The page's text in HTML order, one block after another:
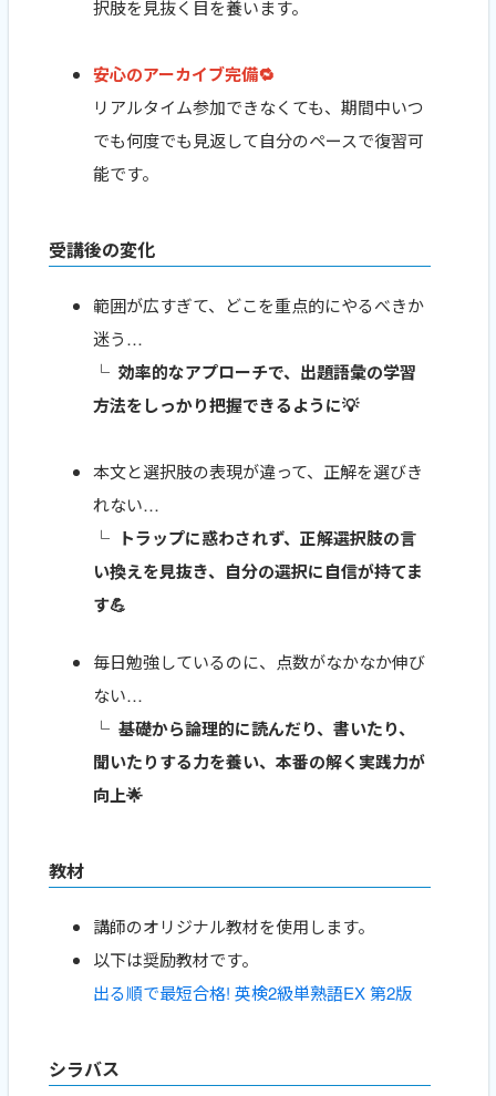
択肢を見抜く目を養います。
安心のアーカイブ完備🔁
リアルタイム参加できなくても、期間中いつ
でも何度でも見返して自分のペースで復習可
能です。
受講後の変化
範囲が広すぎて、どこを重点的にやるべきか
迷う…
└ 効率的なアプローチで、出題語彙の学習
方法をしっかり把握できるように💡
本文と選択肢の表現が違って、正解を選びき
れない…
└ トラップに惑わされず、正解選択肢の言
い換えを見抜き、自分の選択に自信が持てま
す💪
毎日勉強しているのに、点数がなかなか伸び
ない…
└ 基礎から論理的に読んだり、書いたり、
聞いたりする力を養い、本番の解く実践力が
向上🌟
教材
講師のオリジナル教材を使用します。
以下は奨励教材です。
出る順で最短合格! 英検2級単熟語EX 第2版
シラバス